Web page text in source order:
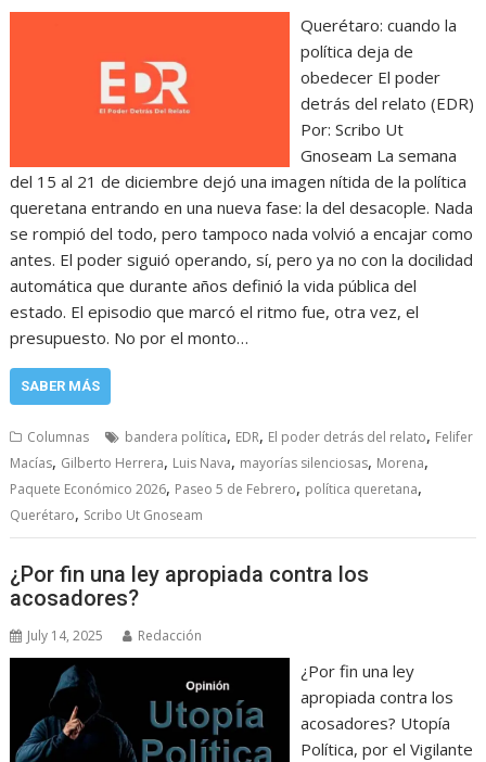
Querétaro: cuando la
política deja de
obedecer El poder
detrás del relato (EDR)
Por: Scribo Ut
Gnoseam La semana
del 15 al 21 de diciembre dejó una imagen nítida de la política
queretana entrando en una nueva fase: la del desacople. Nada
se rompió del todo, pero tampoco nada volvió a encajar como
antes. El poder siguió operando, sí, pero ya no con la docilidad
automática que durante años definió la vida pública del
estado. El episodio que marcó el ritmo fue, otra vez, el
presupuesto. No por el monto…
SABER MÁS
Columnas bandera política, EDR, El poder detrás del relato, Felifer
Macías, Gilberto Herrera, Luis Nava, mayorías silenciosas, Morena,
Paquete Económico 2026, Paseo 5 de Febrero, política queretana,
Querétaro, Scribo Ut Gnoseam
¿Por fin una ley apropiada contra los
acosadores?
July 14, 2025 Redacción
¿Por fin una ley
apropiada contra los
acosadores? Utopía
Política, por el Vigilante